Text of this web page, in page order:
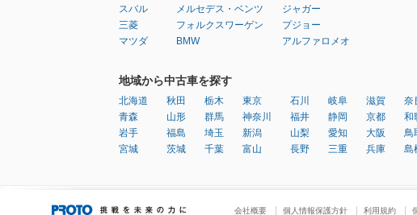
スバル
三菱
マツダ
メルセデス・ベンツ
フォルクスワーゲン
BMW
ジャガー
プジョー
アルファロメオ
地域から中古車を探す
北海道
青森
岩手
宮城
秋田
山形
福島
茨城
栃木
群馬
埼玉
千葉
東京
神奈川
新潟
富山
石川
福井
山梨
長野
岐阜
静岡
愛知
三重
滋賀
京都
大阪
兵庫
奈
和
鳥
島
会社概要 個人情報保護方針 利用規約